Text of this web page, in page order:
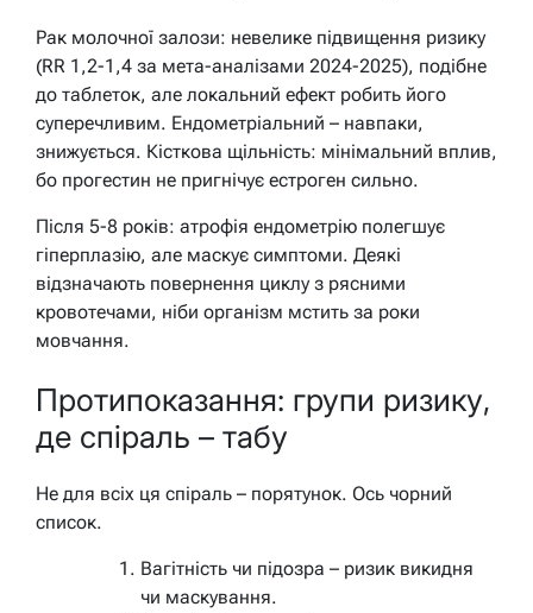
Рак молочної залози: невелике підвищення ризику
(RR 1,2-1,4 за мета-аналізами 2024-2025), подібне
до таблеток, але локальний ефект робить його
суперечливим. Ендометріальний – навпаки,
знижується. Кісткова щільність: мінімальний вплив,
бо прогестин не пригнічує естроген сильно.
Після 5-8 років: атрофія ендометрію полегшує
гіперплазію, але маскує симптоми. Деякі
відзначають повернення циклу з рясними
кровотечами, ніби організм мстить за роки
мовчання.
Протипоказання: групи ризику,
де спіраль – табу
Не для всіх ця спіраль – порятунок. Ось чорний
список.
Вагітність чи підозра – ризик викидня
чи маскування.